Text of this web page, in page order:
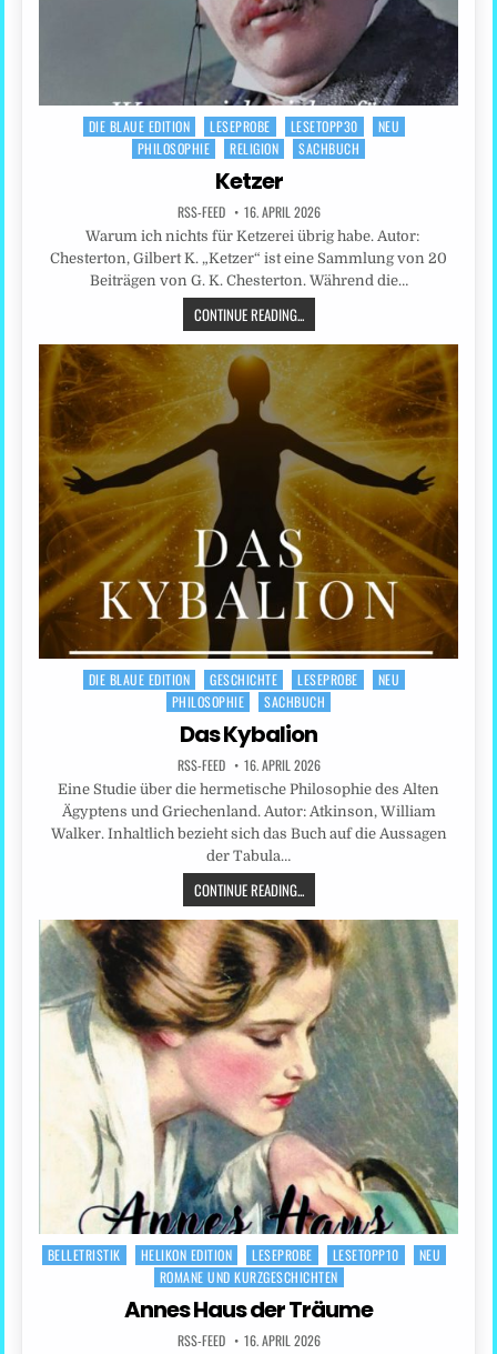
Posted
DIE BLAUE EDITION LESEPROBE LESETOPP30
NEU
PHILOSOPHIE
RELIGION SACHBUCH
Ketzer
RSS-FEED 16. APRIL 2026
Warum ich nichts für Ketzerei übrig habe. Autor:
Chesterton, Gilbert K. „Ketzer“ ist eine Sammlung von 20
Beiträgen von G. K. Chesterton. Während die…
CONTINUE READING...
Posted
DIE BLAUE EDITION GESCHICHTE LESEPROBE
NEU
PHILOSOPHIE
SACHBUCH
Das Kybalion
RSS-FEED 16. APRIL 2026
Eine Studie über die hermetische Philosophie des Alten
Ägyptens und Griechenland. Autor: Atkinson, William
Walker. Inhaltlich bezieht sich das Buch auf die Aussagen
der Tabula…
CONTINUE READING...
Posted
BELLETRISTIK HELIKON EDITION LESEPROBE LESETOPP10
NEU
ROMANE UND KURZGESCHICHTEN
Annes Haus der Träume
RSS-FEED 16. APRIL 2026